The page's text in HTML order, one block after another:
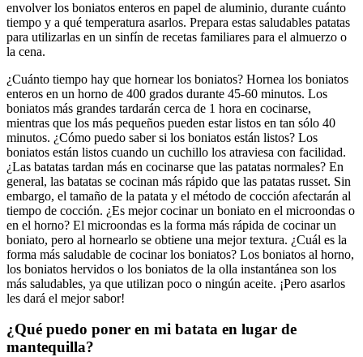
envolver los boniatos enteros en papel de aluminio, durante cuánto
tiempo y a qué temperatura asarlos. Prepara estas saludables patatas
para utilizarlas en un sinfín de recetas familiares para el almuerzo o
la cena.
¿Cuánto tiempo hay que hornear los boniatos? Hornea los boniatos
enteros en un horno de 400 grados durante 45-60 minutos. Los
boniatos más grandes tardarán cerca de 1 hora en cocinarse,
mientras que los más pequeños pueden estar listos en tan sólo 40
minutos. ¿Cómo puedo saber si los boniatos están listos? Los
boniatos están listos cuando un cuchillo los atraviesa con facilidad.
¿Las batatas tardan más en cocinarse que las patatas normales? En
general, las batatas se cocinan más rápido que las patatas russet. Sin
embargo, el tamaño de la patata y el método de cocción afectarán al
tiempo de cocción. ¿Es mejor cocinar un boniato en el microondas o
en el horno? El microondas es la forma más rápida de cocinar un
boniato, pero al hornearlo se obtiene una mejor textura. ¿Cuál es la
forma más saludable de cocinar los boniatos? Los boniatos al horno,
los boniatos hervidos o los boniatos de la olla instantánea son los
más saludables, ya que utilizan poco o ningún aceite. ¡Pero asarlos
les dará el mejor sabor!
¿Qué puedo poner en mi batata en lugar de
mantequilla?